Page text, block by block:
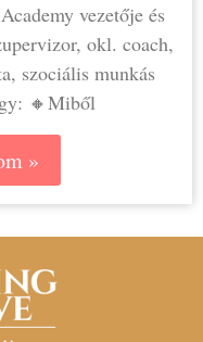
vezetője és
okl. coach,
szociális munkás
🔸Miből
»